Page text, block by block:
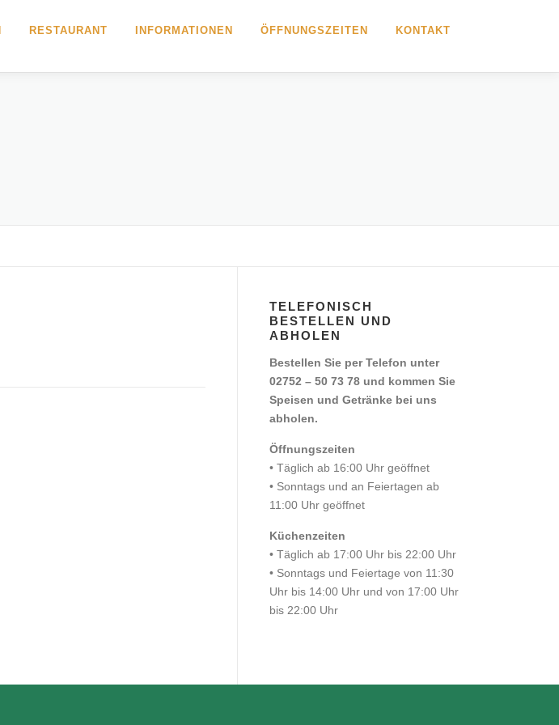
RESTAURANT INFORMATIONEN ÖFFNUNGSZEITEN KONTAKT
TELEFONISCH
BESTELLEN UND
ABHOLEN
Bestellen Sie per Telefon unter
02752 – 50 73 78 und kommen Sie
Speisen und Getränke bei uns
abholen.
Öffnungszeiten
• Täglich ab 16:00 Uhr geöffnet
• Sonntags und an Feiertagen ab
11:00 Uhr geöffnet
Küchenzeiten
• Täglich ab 17:00 Uhr bis 22:00 Uhr
• Sonntags und Feiertage von 11:30
Uhr bis 14:00 Uhr und von 17:00 Uhr
bis 22:00 Uhr